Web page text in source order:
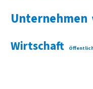
Unternehmen
Wirtschaft